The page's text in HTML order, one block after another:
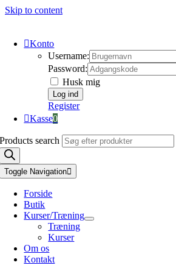
Skip to content
Konto
Username:
Password:
Husk mig
Register
Kasse0
Products search
Toggle Navigation
Forside
Butik
Kurser/Træning
Træning
Kurser
Om os
Kontakt